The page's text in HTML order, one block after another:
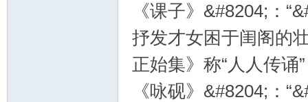
《课子》&#8204;：
抒发才女困于闺阁的
正始集》称“人人传诵
《咏砚》&#8204;：